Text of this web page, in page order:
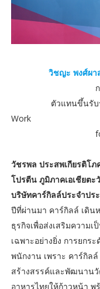
วิชญะ พงศ์ผา
กลุ่มธุรกิจคา
ตัวแทนขึ้นรับรางวั
Work
for in Asia
วัชรพล ประสพเกียรติโ
โปรตีน ภูมิภาคเอเชียต
บริษัทคาร์กิลล์ประจำปร
ปีที่ผ่านมา คาร์กิลล์ เดิน
ธุรกิจเพื่อส่งเสริมความ
เฉพาะอย่างยิ่ง การยก
พนักงาน เพราะ คาร์กิล
สร้างสรรค์และพัฒนานวั
อาหารไทยให้ก้าวหน้า พ